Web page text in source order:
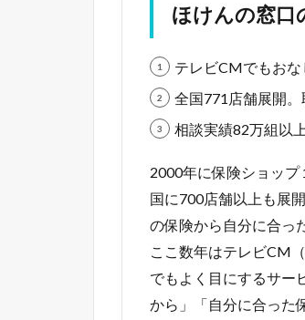
ほけんの窓口
テレビCMでもお
全国771店舗展開。
相談実績82万組以
2000年に保険ショッ
国に700店舗以上も展
の保険から自分に合っ
ここ数年はテレビCM
でもよく目にするサー
から」「自分に合った